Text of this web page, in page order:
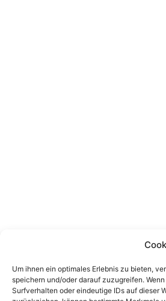
Um ihnen ein optimales Erlebnis zu bieten,
speichern und/oder darauf zuzugreifen.
Surfverhalten oder eindeutige IDs auf dieser